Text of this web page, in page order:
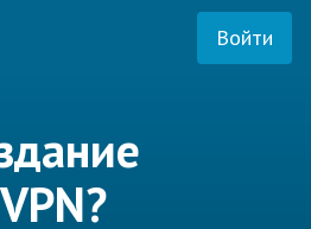
Войти